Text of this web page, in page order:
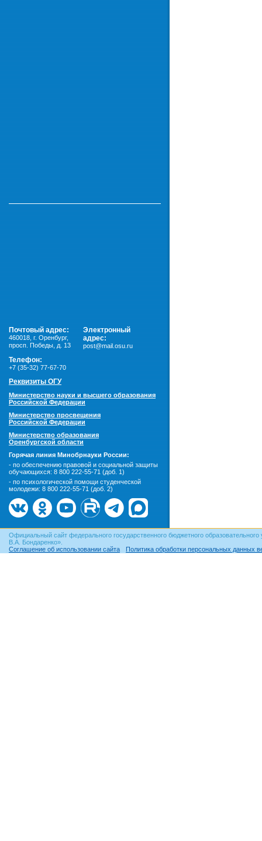
Почтовый адрес:
460018 г. Оренбург,
просп. Победы, д. 13
Электронный
адрес:
post@mail.osu.ru
Телефон:
+7 (35-32) 77-67-70
Реквизиты ОГУ
Министерство науки и высшего образования
Российской Федерации
Министерство просвещения
Российской Федерации
Министерство образования
Оренбургской области
Горячая линия Минобрнауки России:
- по обеспечению правовой и социальной защиты
обучающихся: 8 800 222-55-71 (доб. 1)
- по психологической помощи студенческой
молодежи: 8 800 222-55-71 (доб. 2)
Официальный сайт федерального государственного бюджетного
В.А. Бондаренко».
Соглашение об использовании сайта
Политика обработки персональных данных